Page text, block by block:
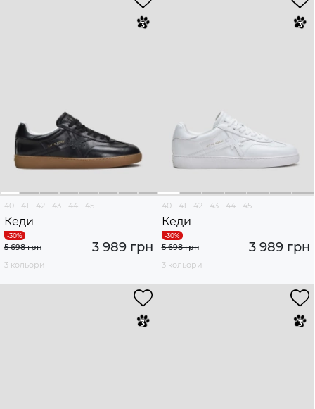
40 41 42 43 44 45
Кеди
3 989 грн
5 698 грн
3 кольори
40 41 42 43 44 45
Кеди
3 989 грн
5 698 грн
3 кольори